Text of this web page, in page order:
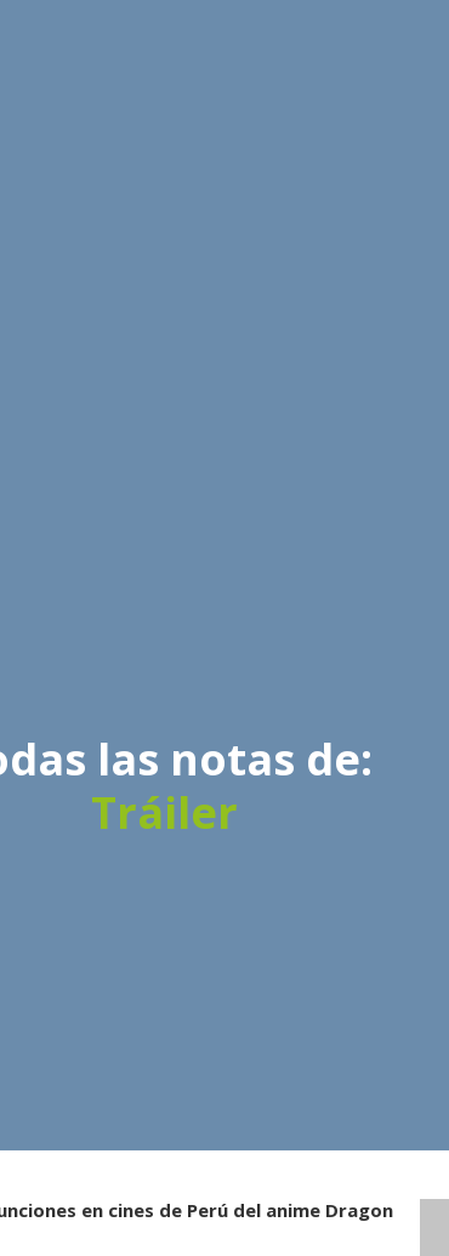
las notas de:
Tráiler
en cines de Perú del anime Dragon